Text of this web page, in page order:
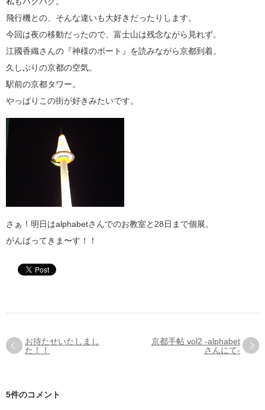
飛行機との、そんな違いも大好きだったりします。
今回は夜の移動だったので、富士山は残念ながら見れず。
江國香織さんの『神様のボート』を読みながら京都到着。
久しぶりの京都の空気。
駅前の京都タワー。
やっぱりこの街が好きみたいです。
さぁ！明日はalphabetさんでのお教室と28日まで個展。
がんばってきま〜す！！
お待たせいたしまし
た！！
京都手帖 vol2 -alphabet
さんにて-
5件のコメント